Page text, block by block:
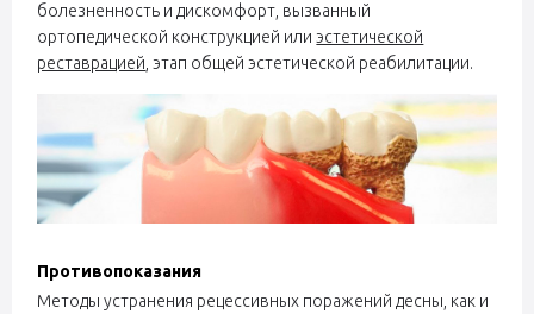
болезненность и дискомфорт, вызванный
ортопедической конструкцией или эстетической
реставрацией , этап общей эстетической реабилитации.
Противопоказания
Методы устранения рецессивных поражений десны, как и